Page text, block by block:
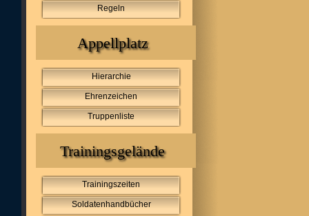
Regeln
Appellplatz
Hierarchie
Ehrenzeichen
Truppenliste
Trainingsgelände
Trainingszeiten
Soldatenhandbücher